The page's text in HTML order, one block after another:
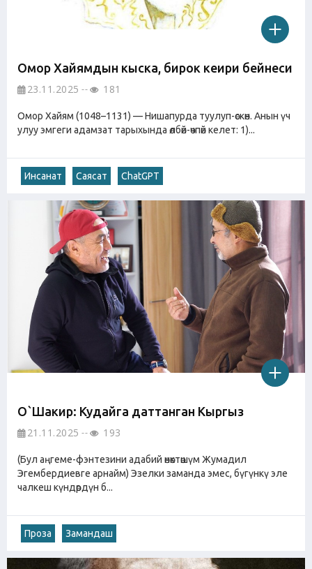
Омор Хайямдын кыска, бирок кеңири бейнеси
23.11.2025 181
Омор Хайям (1048–1131) — Нишапурда туулуп-өскөн. Анын үч
улуу эмгеги адамзат тарыхында өлбөй-өчпөй келет: 1)...
Инсанат Саясат ChatGPT
О`Шакир: Кудайга даттанган Кыргыз
21.11.2025 193
(Бул аңгеме-фэнтезини адабий өнөктөшүм Жумадил
Эгембердиевге арнайм) Эзелки заманда эмес, бүгүнкү эле
чалкеш күндөрдүн б...
Проза Замандаш